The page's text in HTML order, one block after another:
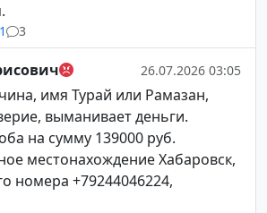
3
26.07.2026 03:05
имя Турай или Рамазан,
выманивает деньги.
на сумму 139000 руб.
местонахождение Хабаровск,
номера +79244046224,